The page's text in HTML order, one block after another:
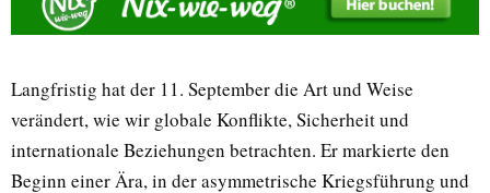
Langfristig hat der 11. September die Art und Weise
verändert, wie wir globale Konflikte, Sicherheit und
internationale Beziehungen betrachten. Er markierte den
Beginn einer Ära, in der asymmetrische Kriegsführung und